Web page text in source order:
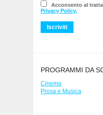
Acconsento al
Privacy Policy.
PROGRAMMI DA
Cinema
Prosa e Musica